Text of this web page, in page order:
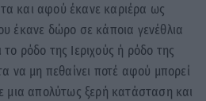
και αφού έκανε καριέρα ως
έκανε δώρο σε κάποια γενέθλια
ρόδο της Ιεριχούς ή ρόδο της
να μη πεθαίνει ποτέ αφού μπορεί
μια απολύτως ξερή κατάσταση και